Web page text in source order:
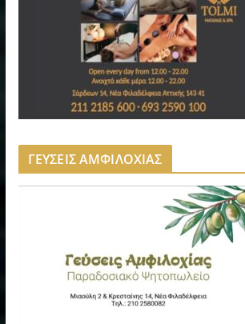
ΓΕΥΣΕΙΣ ΑΜΦΙΛΟΧΙΑΣ